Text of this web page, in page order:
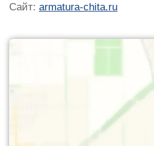
Сайт: armatura-chita.ru